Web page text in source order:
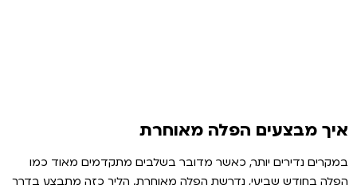
איך מבצעים הפלה מאוחרת
במקרים נדירים יותר, כאשר מדובר בשלבים מתקדמים מאוד כמו
הפלה בחודש שביעי, נדרשת הפלה מאוחרת. הליך כזה מתבצע בדרך